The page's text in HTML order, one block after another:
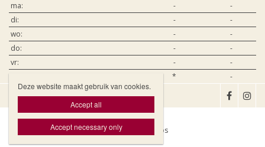
ma: -
-
di:
-
-
wo:
-
-
do:
-
-
vr:
-
-
* -
Website door Livalos
Deze website maakt gebruik van cookies.
Accept all
Accept necessary only